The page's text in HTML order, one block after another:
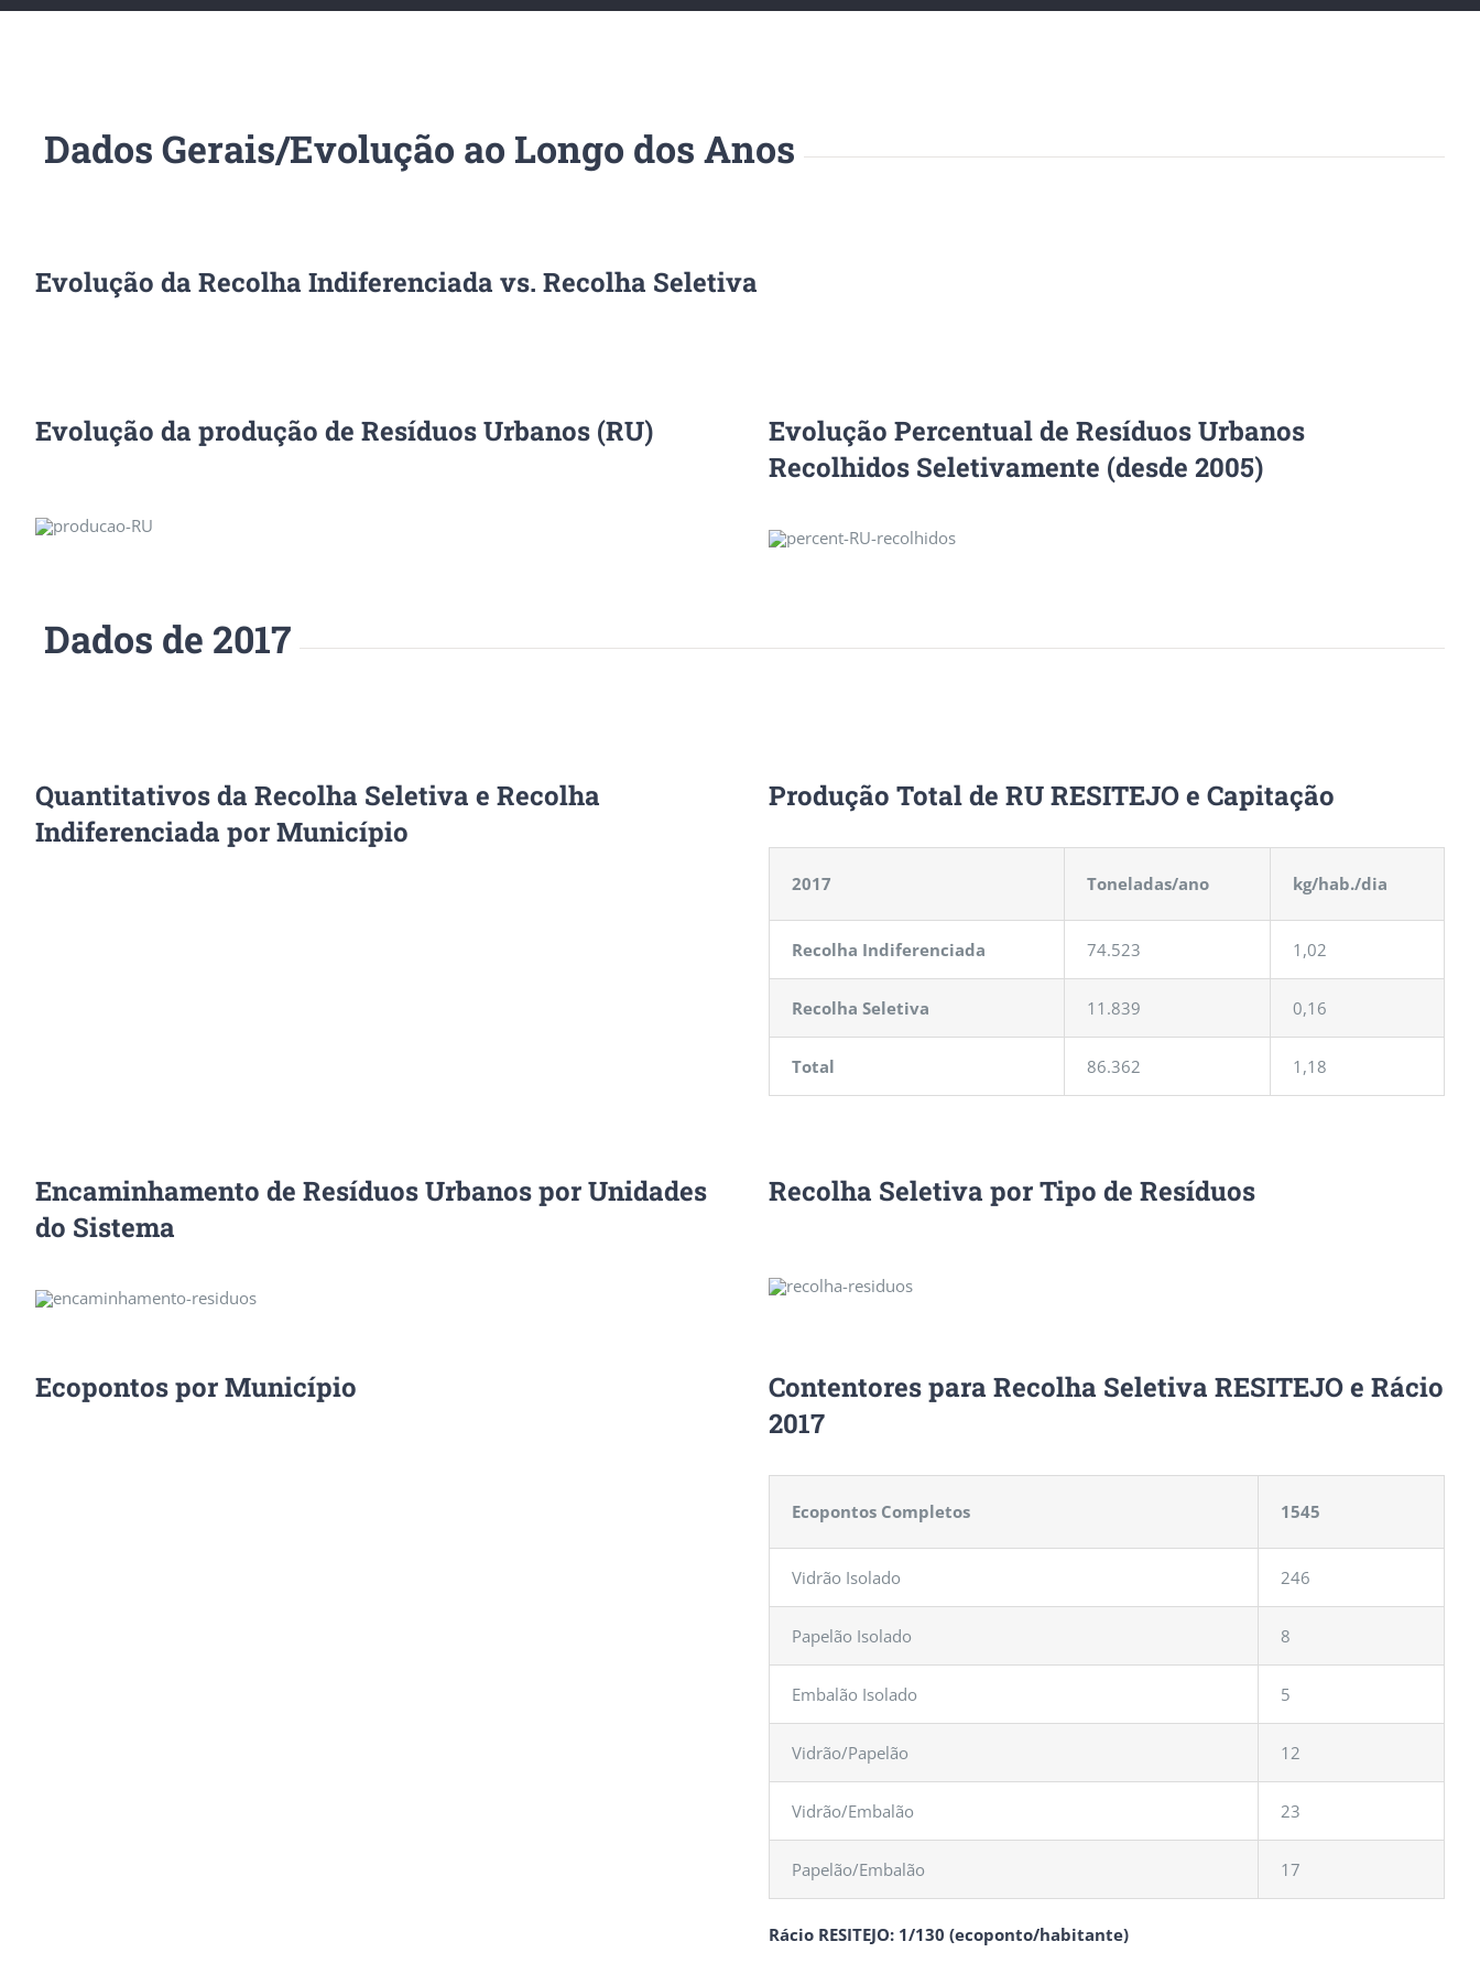
Dados Gerais/Evolução ao Longo dos Anos
Evolução da Recolha Indiferenciada vs. Recolha Seletiva
Evolução da produção de Resíduos Urbanos (RU)
Evolução Percentual de Resíduos Urbanos
Recolhidos Seletivamente (desde 2005)
Dados de 2017
Quantitativos da Recolha Seletiva e Recolha
Indiferenciada por Município
Produção Total de RU RESITEJO e Capitação
2017 Toneladas/ano kg/hab./dia
Recolha Indiferenciada 74.523 1,02
Recolha Seletiva 11.839 0,16
Total 86.362 1,18
Encaminhamento de Resíduos Urbanos por Unidades
do Sistema
Recolha Seletiva por Tipo de Resíduos
Ecopontos por Município
Contentores para Recolha Seletiva RESITEJO e Rácio
2017
Ecopontos Completos 1545
Vidrão Isolado 246
Papelão Isolado 8
Embalão Isolado 5
Vidrão/Papelão 12
Vidrão/Embalão 23
Papelão/Embalão 17
Rácio RESITEJO: 1/130 (ecoponto/habitante)